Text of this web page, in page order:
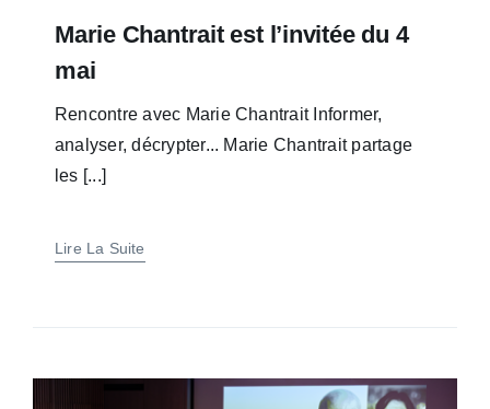
Marie Chantrait est l’invitée du 4
mai
Rencontre avec Marie Chantrait Informer,
analyser, décrypter... Marie Chantrait partage
les [...]
Lire La Suite